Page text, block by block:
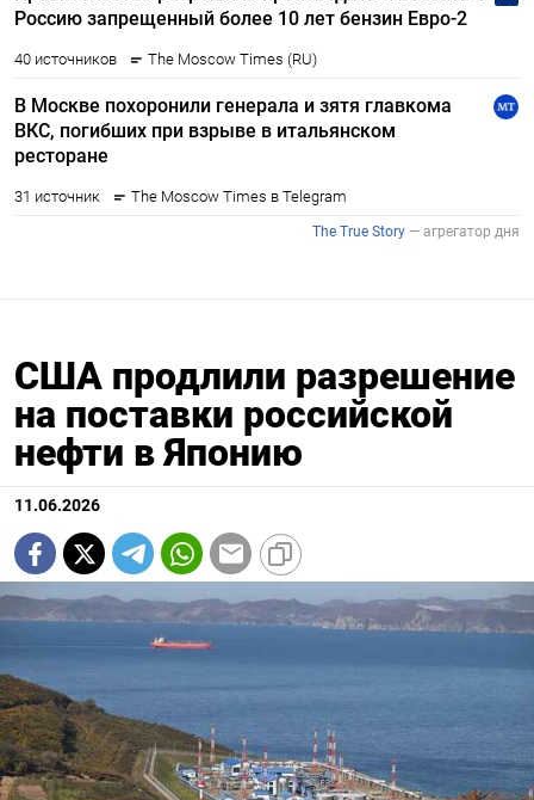
США продлили разрешение
на поставки российской
нефти в Японию
11.06.2026